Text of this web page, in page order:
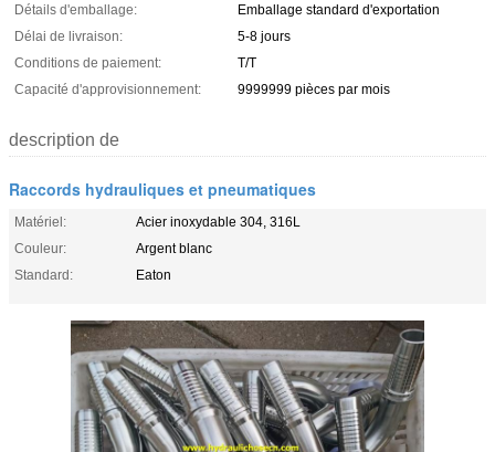
Détails d'emballage:
Emballage standard d'exportation
Délai de livraison:
5-8 jours
Conditions de paiement:
T/T
Capacité d'approvisionnement:
9999999 pièces par mois
description de
Raccords hydrauliques et pneumatiques
Matériel:
Acier inoxydable 304, 316L
Couleur:
Argent blanc
Standard:
Eaton